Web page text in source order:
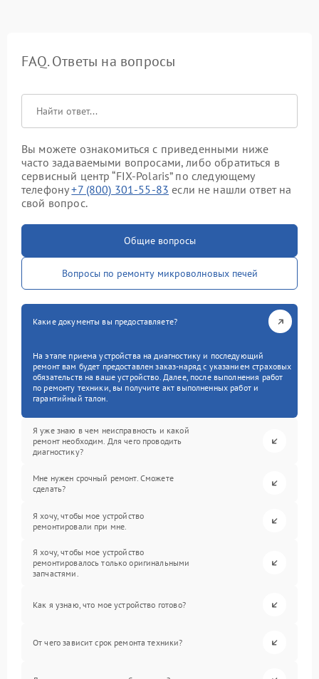
FAQ. Ответы на вопросы
Вы можете ознакомиться с приведенными ниже
часто задаваемыми вопросами, либо обратиться в
сервисный центр “FIX-Polaris” по следующему
телефону+7 (800) 301-55-83 если не нашли ответ на
свой вопрос.
Общие вопросы
Вопросы по ремонту микроволновых печей
Какие документы вы предоставляете?
На этапе приема устройства на диагностику и последующий
ремонт вам будет предоставлен заказ-наряд с указанием страховых
обязательств на ваше устройство. Далее, после выполнения работ
по ремонту техники, вы получите акт выполненных работ и
гарантийный талон.
Я уже знаю в чем неисправность и какой
ремонт необходим. Для чего проводить
диагностику?
Мне нужен срочный ремонт. Сможете
сделать?
Я хочу, чтобы мое устройство
ремонтировали при мне.
Я хочу, чтобы мое устройство
ремонтировалось только оригинальными
запчастями.
Как я узнаю, что мое устройство готово?
От чего зависит срок ремонта техники?